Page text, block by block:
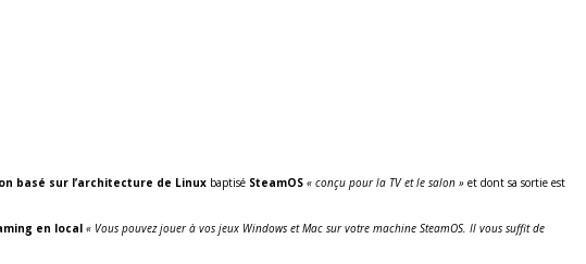
basé sur l’architecture de Linux baptisé SteamOS « conçu pour la TV et le salon » et dont sa sortie est
en local « Vous pouvez jouer à vos jeux Windows et Mac sur votre machine SteamOS. Il vous suffit de